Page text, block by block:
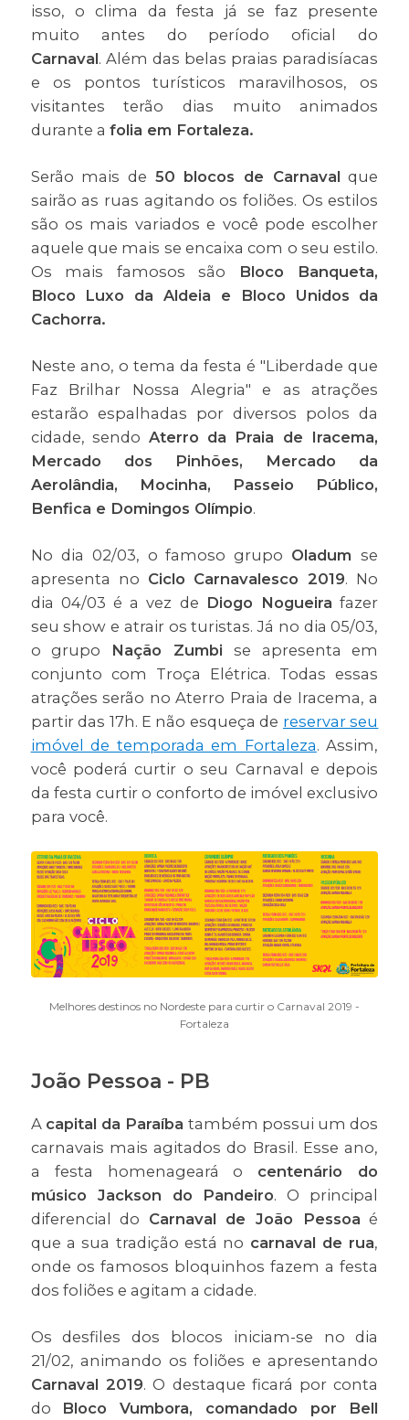
isso, o clima da festa já se faz presente
muito antes do período oficial do
Carnaval. Além das belas praias paradisíacas
e os pontos turísticos maravilhosos, os
visitantes terão dias muito animados
durante a folia em Fortaleza.
Serão mais de 50 blocos de Carnaval que
sairão as ruas agitando os foliões. Os estilos
são os mais variados e você pode escolher
aquele que mais se encaixa com o seu estilo.
Os mais famosos são
Bloco Banqueta,
Bloco Luxo da Aldeia e Bloco Unidos da
Cachorra.
Neste ano, o tema da festa é "Liberdade que
Faz Brilhar Nossa Alegria" e as atrações
estarão espalhadas por diversos polos da
cidade, sendo Aterro da Praia de Iracema,
Mercado dos Pinhões, Mercado da
Aerolândia, Mocinha, Passeio Público,
Benfica e Domingos Olímpio.
No dia 02/03, o famoso grupo Oladumse
apresenta no Ciclo Carnavalesco 2019. No
dia 04/03 é a vez de Diogo Nogueira fazer
seu show e atrair os turistas. Já no dia 05/03,
o grupo Nação Zumbi se apresenta em
conjunto com Troça Elétrica. Todas essas
atrações serão no Aterro Praia de Iracema, a
partir das 17h. E não esqueça de reservar seu
imóvel de temporada em Fortaleza. Assim,
você poderá curtir o seu Carnaval e depois
da festa curtir o conforto de imóvel exclusivo
para você.
Melhores destinos no Nordeste para curtir o Carnaval 2019 -
Fortaleza
João Pessoa - PB
A capital da Paraíba também possui um dos
carnavais mais agitados do Brasil. Esse ano,
a festa homenageará o centenário do
músico Jackson do Pandeiro. O principal
diferencial do Carnaval de João Pessoa é
que a sua tradição está no carnaval de rua,
onde os famosos bloquinhos fazem a festa
dos foliões e agitam a cidade.
Os desfiles dos blocos iniciam-se no dia
21/02, animando os foliões e apresentando
Carnaval 2019. O destaque ficará por conta
do Bloco Vumbora, comandado por Bell